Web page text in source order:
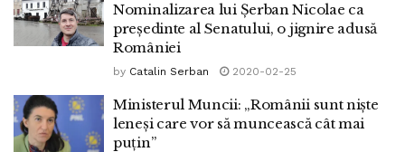
Nominalizarea lui Șerban Nicolae ca
președinte al Senatului, o jignire adusă
României
by Catalin Serban 2020-02-25
Ministerul Muncii: „Românii sunt niște
leneși care vor să muncească cât mai
puţin”